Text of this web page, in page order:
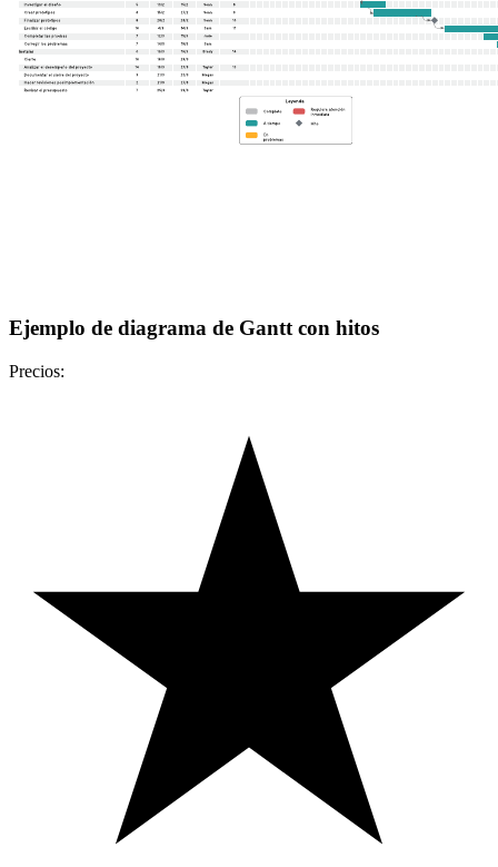
Ejemplo de diagrama de Gantt con hitos
Precios: